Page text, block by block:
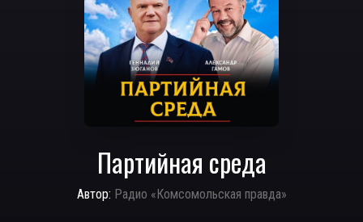
Партийная среда
Автор: Радио «Комсомольская правда»